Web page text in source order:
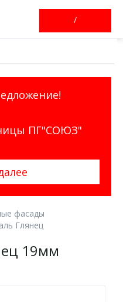
/
ПГ"СОЮЗ"
фасады
Глянец
19мм